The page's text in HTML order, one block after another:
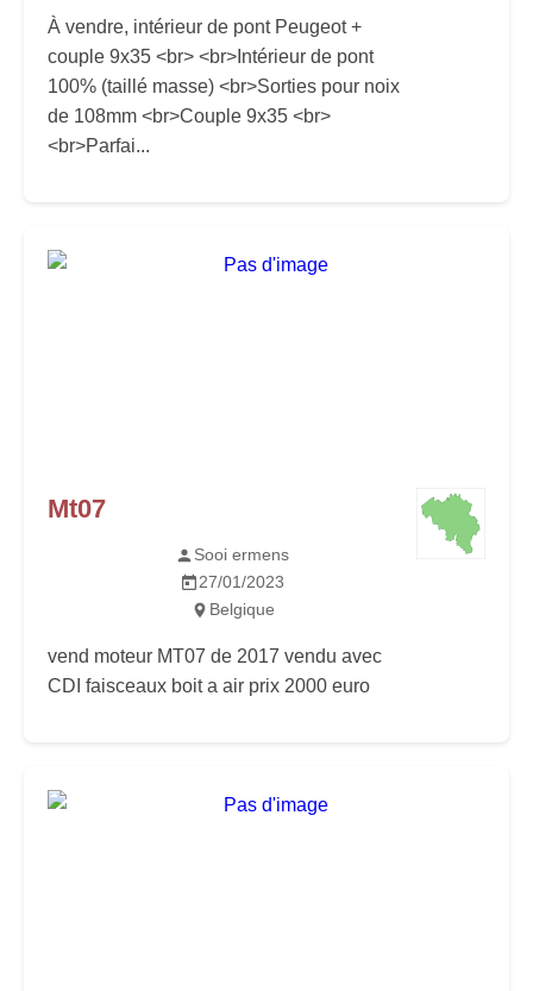
À vendre, intérieur de pont Peugeot +
couple 9x35 <br> <br>Intérieur de pont
100% (taillé masse) <br>Sorties pour noix
de 108mm <br>Couple 9x35 <br>
<br>Parfai...
Mt07
Sooi ermens
27/01/2023
Belgique
vend moteur MT07 de 2017 vendu avec
CDI faisceaux boit a air prix 2000 euro